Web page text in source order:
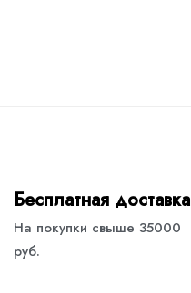
Бесплатная доставка
На покупки свыше 35000
руб.